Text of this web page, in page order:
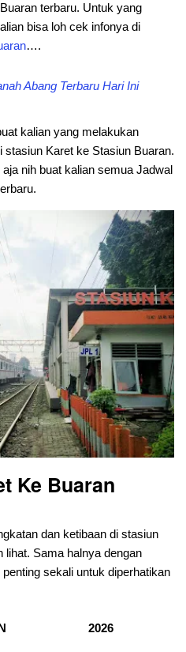
terbaru. Untuk yang
bisa loh cek infonya di
….
Abang Terbaru Hari Ini
kalian yang melakukan
stasiun Karet ke Stasiun Buaran.
nih buat kalian semua Jadwal
Ke Buaran
dan ketibaan di stasiun
lihat. Sama halnya dengan
penting sekali untuk diperhatikan
2026